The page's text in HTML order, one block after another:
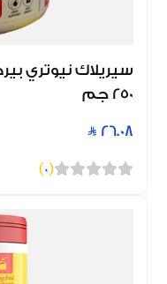
250 جم
26.08
(
0
)